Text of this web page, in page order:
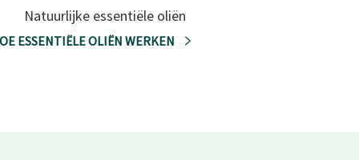
Natuurlijke essentiële oliën
ESSENTIËLE OLIËN WERKEN